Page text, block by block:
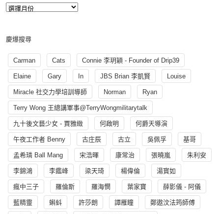
慶爆搜尋
Carman Cats Connie 李玥穎 - Founder of Drip39
Elaine Gary In JBS Brian 李凱賢 Louise
Miracle 社交力學培訓導師 Norman Ryan
Terry Wong 王總講軍事@TerryWongmilitarytalk
九十後文藝少女 - 賈雅緻 何啟明 何爵天導演
午夜工作者 Benny 古庄辰 古立 吳佩孚 基哥
孟希璘 Ball Mang 宋浩暉 康常治 張曉嵐 朱利安
李錦鴻 李鑑峰 梁天琦 楊偉倫 湯寳如
瘋中三子 羅倫斯 羅海憫 葉家寶 薛影儀 - 阿儀
藍精靈 蝌蚪 許莎朗 譚雁瞳 鄭遨汶法筠師傅